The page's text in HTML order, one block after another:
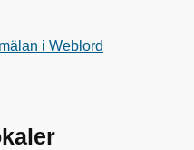
i Weblord